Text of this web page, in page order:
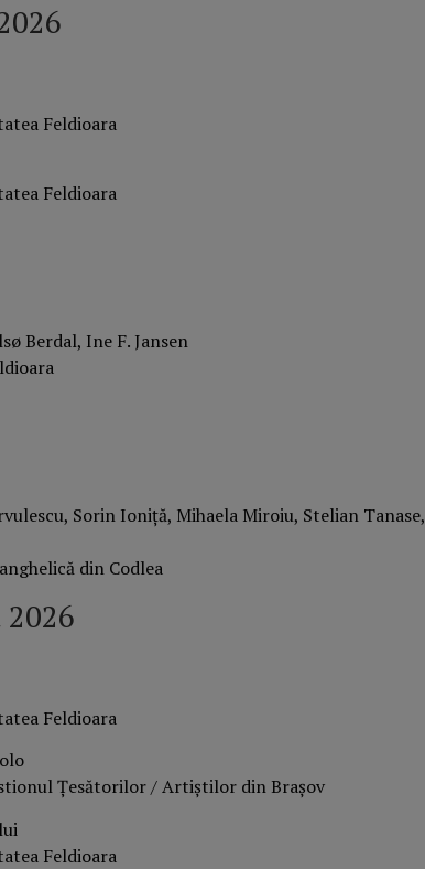
Feldioara
Feldioara
Berdal, Ine F. Jansen
Sorin Ioniță, Mihaela Miroiu, Stelian Tanase,
din Codlea
Feldioara
Țesătorilor / Artiștilor din Brașov
Feldioara